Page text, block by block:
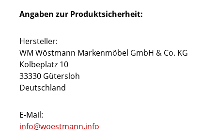
Angaben zur Produktsicherheit:
Hersteller:
WM Wöstmann Markenmöbel GmbH & Co. KG
Kolbeplatz 10
33330 Gütersloh
Deutschland
E-Mail:
info@woestmann.info